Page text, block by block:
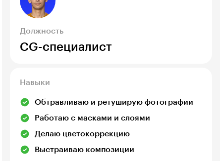
Должность
CG-специалист
Навыки
Обтравливаю и ретуширую фотографии
Работаю с масками и слоями
Делаю цветокоррекцию
Выстраиваю композиции